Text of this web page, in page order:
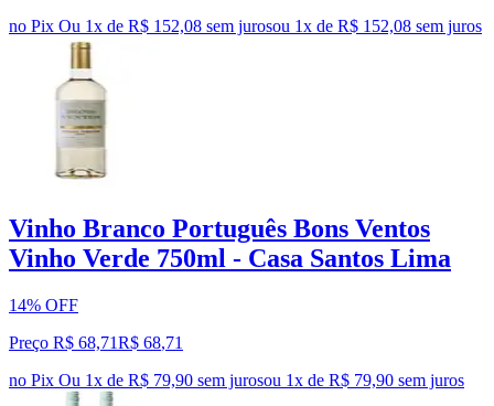
no Pix Ou 1x de R$ 152,08 sem jurosou 1x de R$ 152,08 sem juros
Vinho Branco Português Bons Ventos
Vinho Verde 750ml - Casa Santos Lima
14% OFF
Preço R$ 68,71R$ 68,71
no Pix Ou 1x de R$ 79,90 sem jurosou 1x de R$ 79,90 sem juros